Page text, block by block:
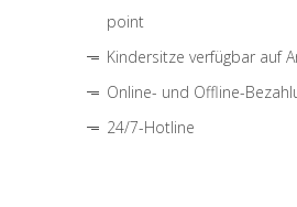
point
Kindersitze verfügbar auf
Online- und Offline-
24/7-Hotline